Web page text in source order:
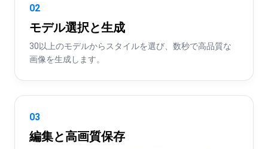
02
モデル選択と生成
30以上のモデルからスタイルを選び、数秒で高品質な
画像を生成します。
03
編集と高画質保存